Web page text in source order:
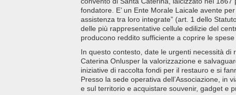
fondatore. E’ un Ente Morale Laicale avente
assistenza tra loro integrate” (art. 1 dello
delle più rappresentative cellule edilizie del
producono reddito sufficiente a coprire le
In questo contesto, date le urgenti necessità di
Caterina Onlusper la valorizzazione e
iniziative di raccolta fondi per il restauro e si
Presso la sede operativa dell’Associazione, in
e sul territorio e acquistare souvenir, gadget e